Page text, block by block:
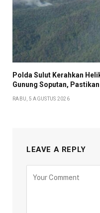
Polda Sulut Kerahkan
Gunung Soputan,
RABU, 5 AGUSTUS 2026
LEAVE A REPLY